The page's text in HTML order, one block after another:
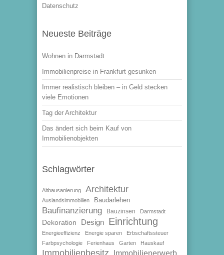
Datenschutz
Neueste Beiträge
Wohnen in Darmstadt
Immobilienpreise in Frankfurt gesunken
Immer realistisch bleiben – in Geld stecken
viele Emotionen
Tag der Architektur
Das ändert sich beim Kauf von
Immobilienobjekten
Schlagwörter
Altbausanierung Architektur
Auslandsimmobilien Baudarlehen
Baufinanzierung Bauzinsen Darmstadt
Dekoration Design Einrichtung
Energieeffizienz Energie sparen
Erbschaftssteuer
Farbpsychologie
Ferienhaus Garten Hauskauf
Immobilienbesitz Immobilienerwerb